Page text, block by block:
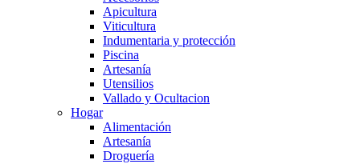
Apicultura
Viticultura
Indumentaria y protección
Piscina
Artesanía
Utensilios
Vallado y Ocultacion
Hogar
Alimentación
Artesanía
Droguería